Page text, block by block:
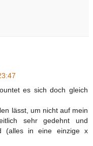
es sich doch gleich
lässt, um nicht auf mein
sehr gedehnt und
(alles in eine einzige x